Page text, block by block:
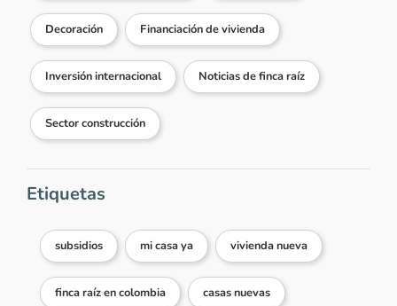
Decoración Financiación de vivienda
Inversión internacional Noticias de finca raíz
Sector construcción
Etiquetas
subsidios mi casa ya vivienda nueva
finca raíz en colombia casas nuevas